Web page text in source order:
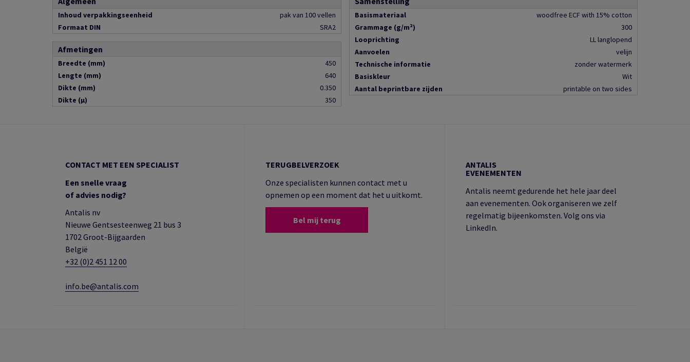
Inhoud verpakkingseenheid
pak van 100 vellen
Formaat DIN
SRA2
Afmetingen
Breedte (mm)
450
Lengte (mm)
640
Dikte (mm)
0.350
Dikte (µ)
350
Basismateriaal
woodfree ECF with 15% cotton
Grammage (g/m²)
300
Looprichting
LL langlopend
Aanvoelen
velijn
Technische informatie
zonder watermerk
Basiskleur
Wit
Aantal beprintbare zijden
printable on two sides
CONTACT MET EEN SPECIALIST
Een snelle vraag
of advies nodig?
Antalis nv
Nieuwe Gentsesteenweg 21 bus 3
1702 Groot-Bijgaarden
België
+32 (0)2 451 12 00
info.be@antalis.com
TERUGBELVERZOEK
Onze specialisten kunnen contact met u
opnemen op een moment dat het u uitkomt.
Bel mij terug
ANTALIS
EVENEMENTEN
Antalis neemt gedurende het hele jaar deel
aan evenementen. Ook organiseren we zelf
regelmatig bijeenkomsten. Volg ons via
LinkedIn.